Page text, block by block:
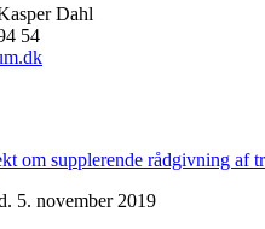
Dahl
54
om supplerende rådgivning af
5. november 2019